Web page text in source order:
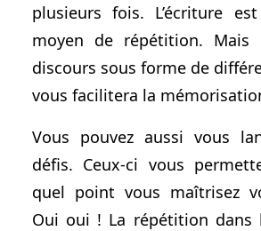
plusieurs fois. L’écriture
moyen de répétition. Mais
discours sous forme de
vous facilitera la
Vous pouvez aussi vous
défis. Ceux-ci vous
quel point vous maîtrisez
Oui oui ! La répétition dans